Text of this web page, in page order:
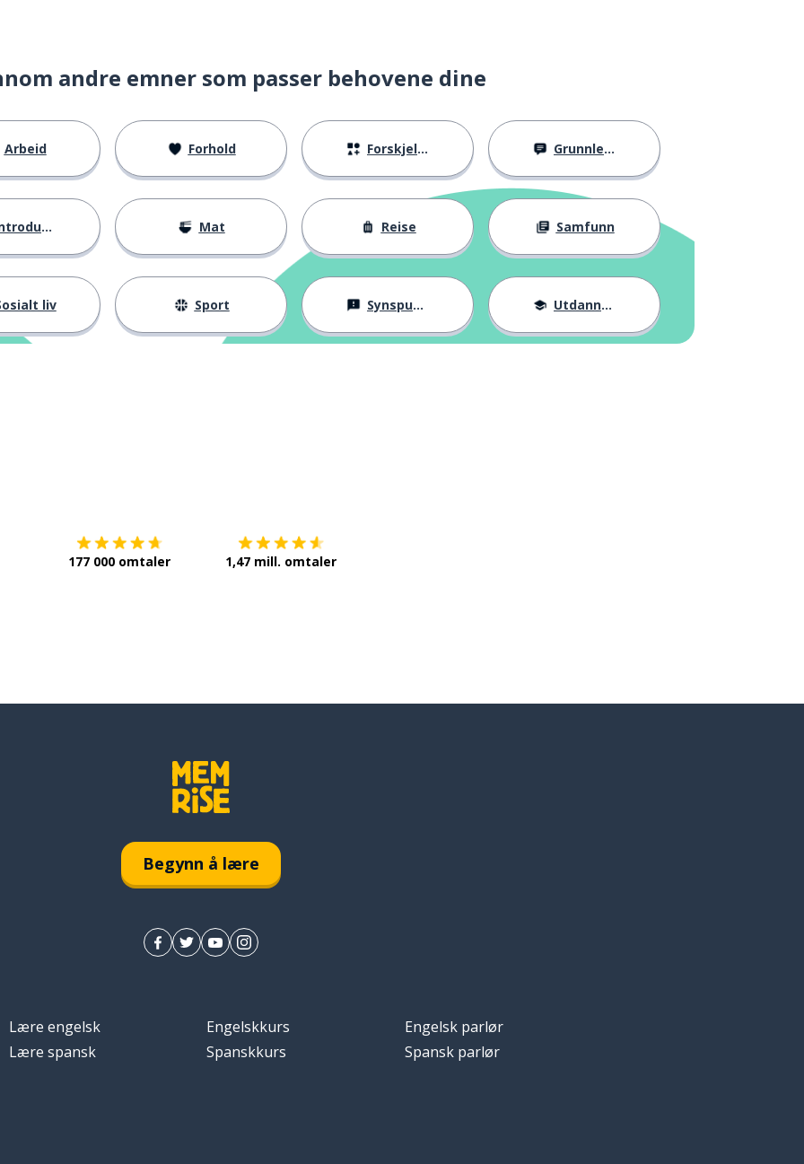
andre emner som passer behovene dine
Arbeid Forhold Forskjellig Grunnleggende
Mat Reise Samfunn
liv Sport Synspunkter Utdannelse
177 000 omtaler 1,47 mill. omtaler
Begynn å lære
Lære engelsk
Lære spansk
Engelskkurs
Spanskkurs
Engelsk parlør
Spansk parlør